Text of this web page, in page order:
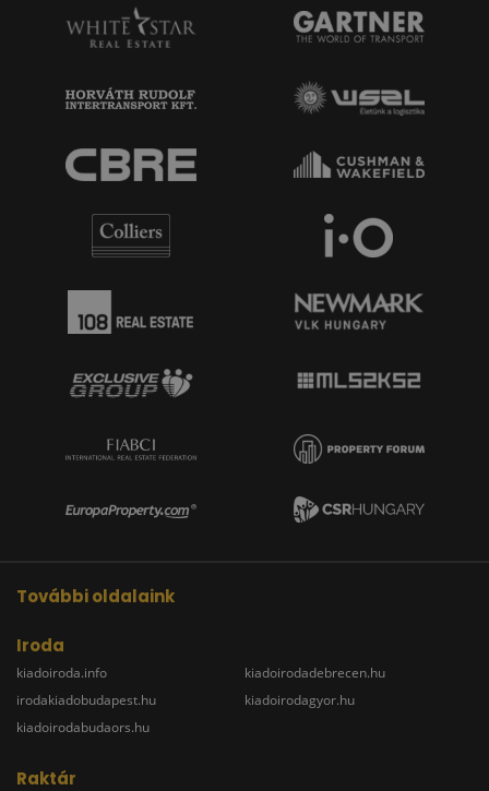
További oldalaink
Iroda
kiadoiroda.info
irodakiadobudapest.hu
kiadoirodabudaors.hu
kiadoirodadebrecen.hu
kiadoirodagyor.hu
Raktár